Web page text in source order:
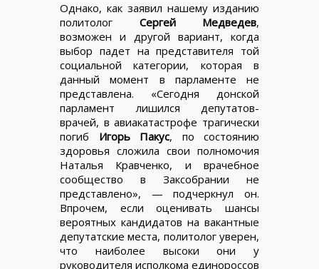
Однако, как заявил нашему изданию
политолог Сергей Медведев,
возможен и другой вариант, когда
выбор падет на представителя той
социальной категории, которая в
данный момент в парламенте не
представлена. «Сегодня донской
парламент лишился депутатов-
врачей, в авиакатастрофе трагически
погиб Игорь Пакус, по состоянию
здоровья сложила свои полномочия
Наталья Кравченко, и врачебное
сообщество в Заксобрании не
представлено», — подчеркнул он.
Впрочем, если оценивать шансы
вероятных кандидатов на вакантные
депутатские места, политолог уверен,
что наиболее высоки они у
руководителя исполкома единороссов